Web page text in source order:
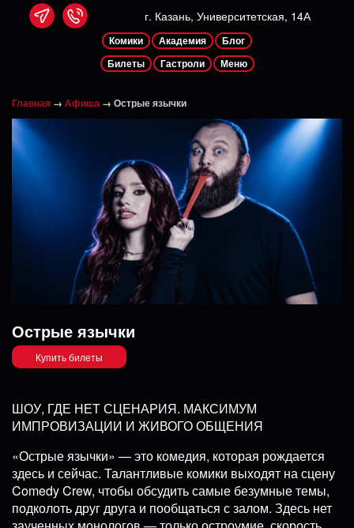
г. Казань, Университетская, 14А
Комики Академия
Блог
Билеты
Гастроли Меню
Главная → Афиша → ‎Острые язычки
‎Острые язычки
Купить билеты
ШОУ, ГДЕ НЕТ СЦЕНАРИЯ. МАКСИМУМ
ИМПРОВИЗАЦИИ И ЖИВОГО ОБЩЕНИЯ
«Острые язычки» — это комедия, которая рождается
здесь и сейчас. Талантливые комики выходят на сцену
Comedy Crew, чтобы обсудить самые безумные темы,
подколоть друг друга и пообщаться с залом. Здесь нет